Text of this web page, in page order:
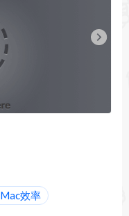
Mac效率